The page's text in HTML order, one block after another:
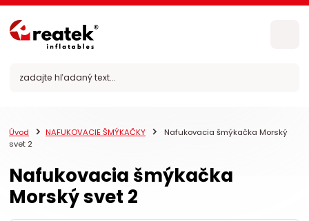
Úvod NAFUKOVACIE ŠMÝKAČKY
Nafukovacia šmýkačka Morský
svet 2
Nafukovacia šmýkačka
Morský svet 2